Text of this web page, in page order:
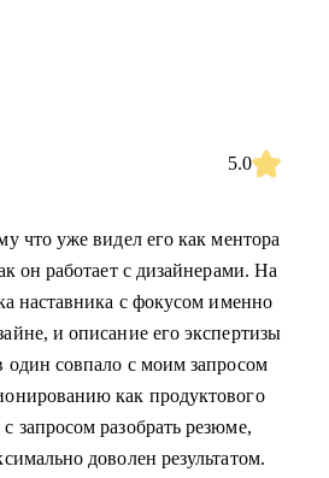
5.0
что уже видел его как ментора
он работает с дизайнерами. На
наставника с фокусом именно
и описание его экспертизы
один совпало с моим запросом
как продуктового
запросом разобрать резюме,
доволен результатом.